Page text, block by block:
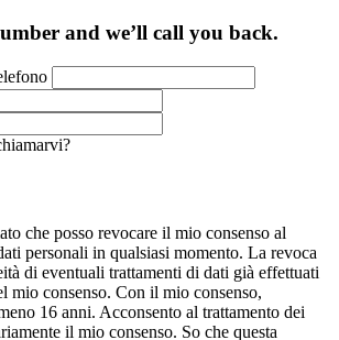
and we’ll call you back.
che posso revocare il mio consenso al
personali in qualsiasi momento. La revoca
di eventuali trattamenti di dati già effettuati
mio consenso. Con il mio consenso,
16 anni. Acconsento al trattamento dei
il mio consenso. So che questa